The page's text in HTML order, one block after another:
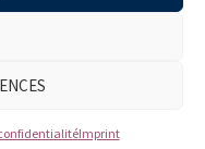
Imprint
Conception WebMédia.​